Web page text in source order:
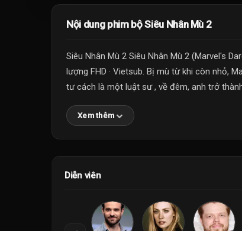
Nội dung phim bộ Siêu Nhân Mù 2
Siêu Nhân Mù 2 Siêu Nhân Mù 2 (Marvel's
lượng FHD · Vietsub. Bị mù từ khi còn nhỏ,
tư cách là một luật sư , về đêm, anh trở
Xem thêm
Diễn viên